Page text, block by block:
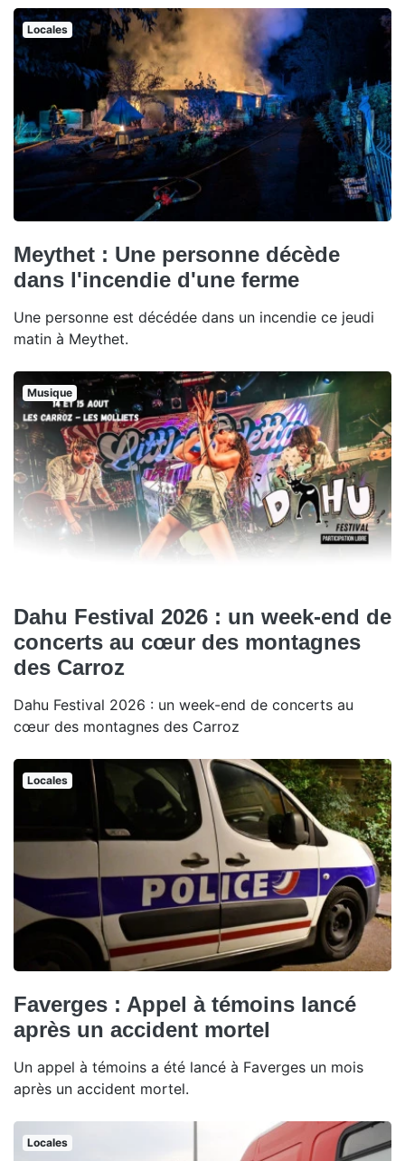
Locales
Meythet : Une personne décède
dans l'incendie d'une ferme
Une personne est décédée dans un incendie ce jeudi
matin à Meythet.
Musique
Dahu Festival 2026 : un week-end de
concerts au cœur des montagnes
des Carroz
Dahu Festival 2026 : un week-end de concerts au
cœur des montagnes des Carroz
Locales
Faverges : Appel à témoins lancé
après un accident mortel
Un appel à témoins a été lancé à Faverges un mois
après un accident mortel.
Locales